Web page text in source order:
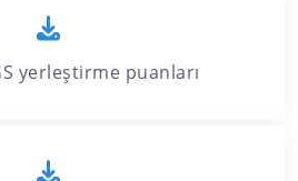
yerleştirme puanları